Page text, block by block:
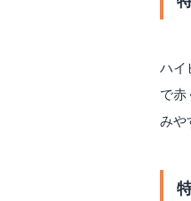
ハイ
で赤
みや